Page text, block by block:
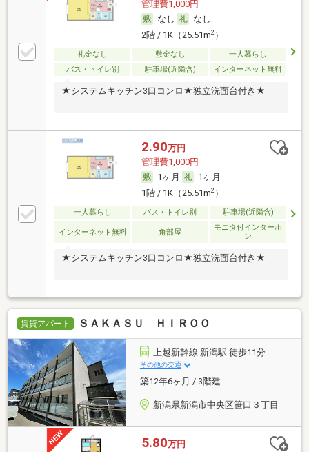
管理費1,000円
なし
なし
2階 / 1K（25.51m2）
礼金なし 敷金なし
一人暮らし
バス・トイレ別
駐車場(近隣含) インターネット無料
★システムキッチン3口コンロ★独立洗面台付き★
2.90万円
管理費1,000円
1ヶ月
1ヶ月
1階 / 1K（25.51m2）
一人暮らし バス・トイレ別 駐車場(近隣含)
インターネット無料 角部屋
モニタ付インターホ
ン
★システムキッチン3口コンロ★独立洗面台付き★
賃貸アパート ＳＡＫＡＳＵ ＨＩＲＯＯ
上越新幹線 新潟駅 徒歩11分
その他の交通
築12年6ヶ月 / 3階建
新潟県新潟市中央区笹口３丁目
5.80万円